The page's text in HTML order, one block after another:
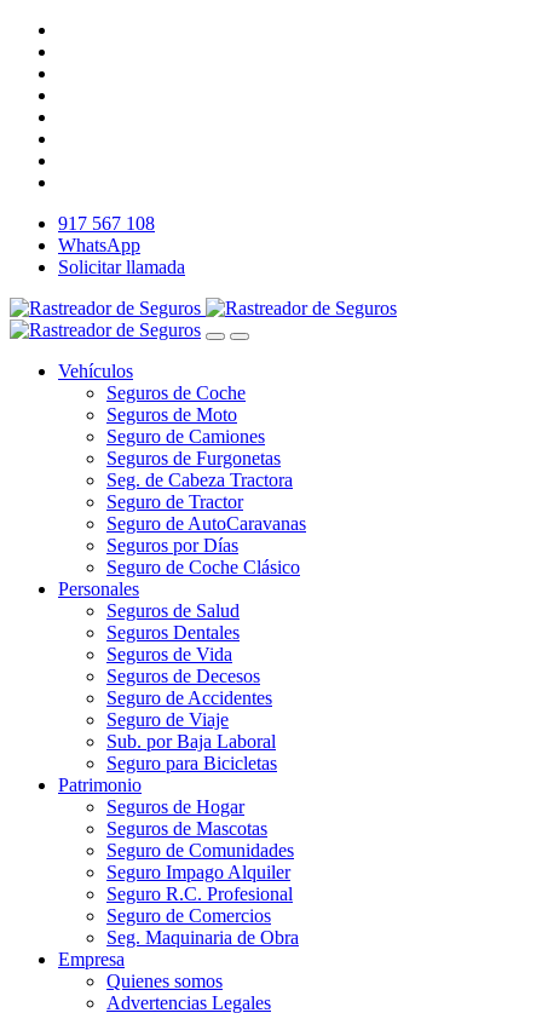
917 567 108
WhatsApp
Solicitar llamada
Vehículos
Seguros de Coche
Seguros de Moto
Seguro de Camiones
Seguros de Furgonetas
Seg. de Cabeza Tractora
Seguro de Tractor
Seguro de AutoCaravanas
Seguros por Días
Seguro de Coche Clásico
Personales
Seguros de Salud
Seguros Dentales
Seguros de Vida
Seguros de Decesos
Seguro de Accidentes
Seguro de Viaje
Sub. por Baja Laboral
Seguro para Bicicletas
Patrimonio
Seguros de Hogar
Seguros de Mascotas
Seguro de Comunidades
Seguro Impago Alquiler
Seguro R.C. Profesional
Seguro de Comercios
Seg. Maquinaria de Obra
Empresa
Quienes somos
Advertencias Legales